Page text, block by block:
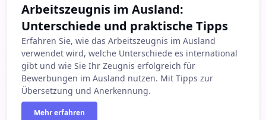
Arbeitszeugnis im Ausland:
Unterschiede und praktische Tipps
Erfahren Sie, wie das Arbeitszeugnis im Ausland
verwendet wird, welche Unterschiede es international
gibt und wie Sie Ihr Zeugnis erfolgreich für
Bewerbungen im Ausland nutzen. Mit Tipps zur
Übersetzung und Anerkennung.
Mehr erfahren